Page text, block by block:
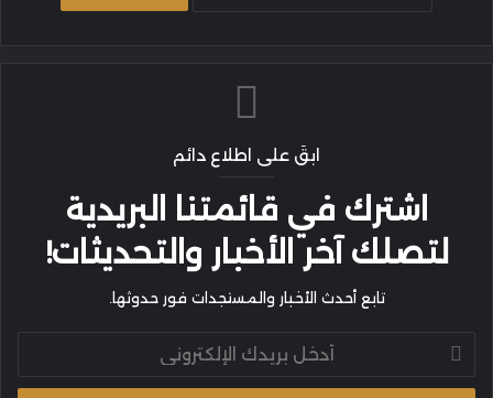
ابقَ على اطلاع دائم
اشترك في قائمتنا البريدية
لتصلك آخر الأخبار والتحديثات!
تابع أحدث الأخبار والمستجدات فور حدوثها.
بريدك
الإلكتروني